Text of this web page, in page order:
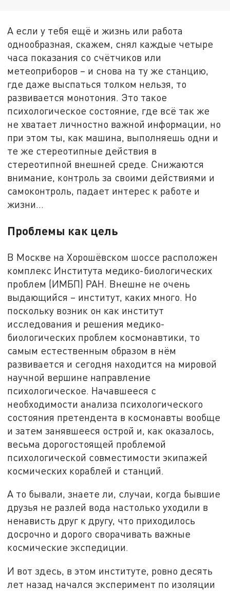
А если у тебя ещё и жизнь или работа
однообразная, скажем, снял каждые четыре
часа показания со счётчиков или
метеоприборов – и снова на ту же станцию,
где даже выспаться толком нельзя, то
развивается монотония. Это такое
психологическое состояние, где всё так же
не хватает личностно важной информации, но
при этом ты, как машина, выполняешь одни и
те же стереотипные действия в
стереотипной внешней среде. Снижаются
внимание, контроль за своими действиями и
самоконтроль, падает интерес к работе и
жизни…
Проблемы как цель
В Москве на Хорошёвском шоссе расположен
комплекс Института медико-биологических
проблем (ИМБП) РАН. Внешне не очень
выдающийся – институт, каких много. Но
поскольку возник он как институт
исследования и решения медико-
биологических проблем космонавтики, то
самым естественным образом в нём
развивается и сегодня находится на мировой
научной вершине направление
психологическое. Начавшееся с
необходимости анализа психологического
состояния претендента в космонавты вообще
и затем занявшееся острой и, как оказалось,
весьма дорогостоящей проблемой
психологической совместимости экипажей
космических кораблей и станций.
А то бывали, знаете ли, случаи, когда бывшие
друзья не разлей вода настолько уходили в
ненависть друг к другу, что приходилось
досрочно и дорого сворачивать важные
космические экспедиции.
И вот здесь, в этом институте, ровно десять
лет назад начался эксперимент по изоляции